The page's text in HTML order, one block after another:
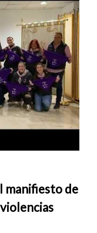
manifiesto de